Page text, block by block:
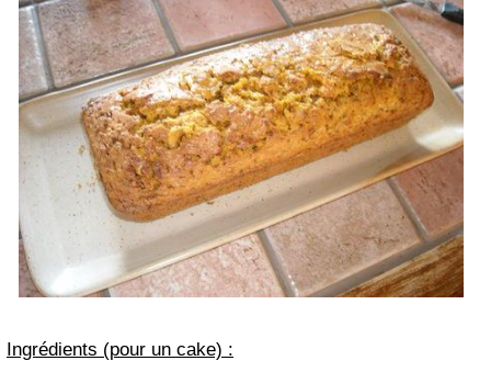
Ingrédients (pour un cake) :